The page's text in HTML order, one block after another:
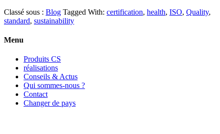
Classé sous : Blog Tagged With: certification, health, ISO, Quality,
standard, sustainability
Menu
Produits CS
réalisations
Conseils & Actus
Qui sommes-nous ?
Contact
Changer de pays